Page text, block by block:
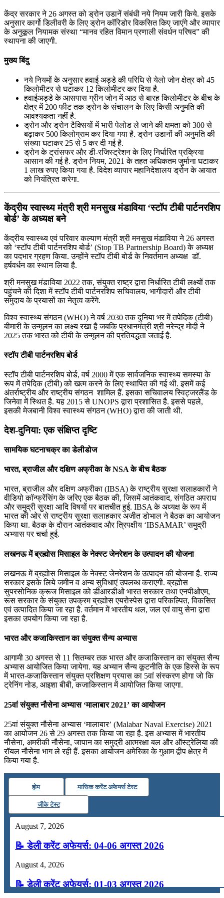
केंद्र सरकार ने 26 अगस्त को ड्रोन उडानें संबंधी नये नियम जारी किये. इसके
अनुसार कार्गो डिलीवरी के लिए ड्रोन कॉरिडोर विकसित किए जाएंगे और व्यापार
के अनुकूल नियामक संस्था “मानव रहित विमान प्रणाली संवर्धन परिषद” की
स्थापना की जाएगी.
मुख्य बिंदु
नये नियमों के अनुसार हवाई अड्डे की परिधि से येलो जोन क्षेत्र को 45
किलोमीटर से घटाकर 12 किलोमीटर कर दिया है.
हवाईअड्डे के आसपास ग्रीन जोन में आठ से बारह किलोमीटर के बीच के
क्षेत्र में 200 फीट तक ड्रोन के संचालन के लिए किसी अनुमति की
आवश्यकता नहीं है.
ड्रोन और ड्रोन टैक्सियों में भारी पेलोड ले जाने की क्षमता को 300 से
बढ़ाकर 500 किलोग्राम कर दिया गया है. ड्रोन उडानों की अनुमति की
संख्या घटाकर 25 से 5 कर दी गई है.
ड्रोन के ट्रांसफर और डी-रजिस्ट्रेशन के लिए निर्धारित प्रक्रिया
आसान की गई है. ड्रोन नियम, 2021 के तहत अधिकतम जुर्माना घटाकर
1 लाख रुपए किया गया है. विदेश व्यापार महानिदेशालय ड्रोन के आयात
को नियंत्रित करेगा.
केंद्रीय स्वास्थ्य मंत्री श्री मनसुख मंडाविया ‘स्टॉप टीबी पार्टनरशिप
बोर्ड’ के अध्यक्ष बने
केंद्रीय स्वास्थ्य एवं परिवार कल्याण मंत्री श्री मनसुख मंडाविया ने 26 अगस्त
को ‘स्टॉप टीबी पार्टनरशिप बोर्ड’ (Stop TB Partnership Board) के अध्यक्ष
का पदभार ग्रहण किया. उन्होंने स्टॉप टीबी बोर्ड के निवर्तमान अध्यक्ष डॉ.
हर्षवर्धन का स्थान लिया है.
श्री मनसुख मंडाविया 2022 तक, संयुक्त राष्ट्र द्वारा निर्धारित टीबी लक्ष्यों तक
पहुंचने की दिशा में स्टॉप टीबी पार्टनरशिप सचिवालय, भागीदारों और टीबी
समुदाय के प्रयासों का नेतृत्व करेंगे.
विश्व स्वास्थ्य संगठन (WHO) ने वर्ष 2030 तक दुनिया भर में तपेदिक (टीबी)
बीमारी के उन्मूलन का लक्ष्य रखा है जबकि प्रधानमंत्री श्री नरेन्द्र मोदी ने
2025 तक भारत को टीबी के उन्मूलन की प्रतिबद्धता जताई है.
स्टॉप टीबी पार्टनरशिप बोर्ड
स्टॉप टीबी पार्टनरशिप बोर्ड, वर्ष 2000 में एक सार्वजनिक स्वास्थ्य समस्या के
रूप में तपेदिक (टीबी) को खत्म करने के लिए स्थापित की गई थी. इसमें कई
अंतर्राष्ट्रीय और राष्ट्रीय संगठन शामिल हैं. इसका सचिवालय स्विट्जरलैंड के
जिनेवा में स्थित है. यह 2015 से UNOPS द्वारा प्रशासित है. इससे पहले,
इसकी मेजबानी विश्व स्वास्थ्य संगठन (WHO) द्वारा की जाती थी.
देश-दुनिया: एक संक्षिप्त दृष्टि
सामयिक घटनाचक्र का डेलीडोज
भारत, ब्राजील और दक्षिण अफ्रीका के NSA के बीच बैठक
भारत, ब्राजील और दक्षिण अफ्रीका (IBSA) के राष्ट्रीय सुरक्षा सलाहकारों ने
वीडियो कॉन्फ्रेंसिंग के जरिए एक बैठक की, जिसमें आतंकवाद, संगठित अपराध
और समुद्री सुरक्षा आदि विषयों पर बातचीत हुई. IBSA के अध्यक्ष के रूप में
भारत की ओर से राष्ट्रीय सुरक्षा सलाहकार अजीत डोभाल ने बैठक का आयोजन
किया था. बैठक के दौरान आतंकवाद और त्रिपक्षीय ‘IBSAMAR’ समुद्री
अभ्यास पर चर्चा हुई.
लखनऊ में ब्रह्मोस मिसाइल के नेक्स्ट जेनरेशन के उत्पादन की योजना
लखनऊ में ब्रह्मोस मिसाइल के नेक्स्ट जेनरेशन के उत्पादन की योजना है. राज्य
सरकार इसके लिये जमीन व अन्य सुविधाएं उपलब्ध कराएगी. ब्रह्मोस
सुपरसोनिक क्रूज मिसाइल को डीआरडीओ भारत सरकार तथा एनपीओएम,
रूस सरकार के संयुक्त उपक्रम ब्रह्मोस एयरोस्पेस द्वारा परिकल्पित, विकसित
एवं उत्पादित किया जा रहा है. वर्तमान में भारतीय थल, जल एवं वायु सेना द्वारा
इसका उपयोग किया जा रहा है.
भारत और कजाकिस्‍तान का संयुक्‍त सैन्‍य अभ्‍यास
आगामी 30 अगस्‍त से 11 सितम्‍बर तक भारत और कजाकिस्‍तान का संयुक्‍त सैन्‍य
अभ्‍यास आयोजित किया जायेगा. यह अभ्यान सैन्‍य कूटनीति के एक हिस्‍से के रूप
में भारत-कजाकिस्‍तान संयुक्‍त प्रशिक्षण प्रयास का 5वां संस्‍करण होगा जो कि
ट्रेनिंग नोड, आइशा बीबी, कजाकिस्‍तान में आयोजित किया जाएगा.
25वां संयुक्‍त नौसेना अभ्‍यास ‘मालाबार 2021’ का आयोजन
25वां संयुक्‍त नौसेना अभ्‍यास ‘मालाबार’ (Malabar Naval Exercise) 2021
का आयोजन 26 से 29 अगस्त तक किया जा रहा है. इस अभ्यास में भारतीय
नौसेना, अमरीकी नौसेना, जापान का समुद्री आत्मरक्षा बल और ऑस्ट्रेलिया की
रॉयल नौसेना भाग ले रही हैं. इसका आयोजन अमेरिका के गुआम द्वीप क्षेत्र में
किया गया है.
होम मासिक करेंट अफेयर्स टेस्ट
जीके टेस्ट
August 7, 2026
📝 डेली करेंट अफेयर्स: 04-06 अगस्त 2026
August 4, 2026
📝 डेली करेंट अफेयर्स: 01-03 अगस्त 2026